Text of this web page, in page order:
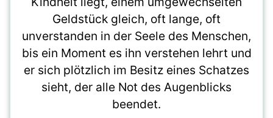
Geldstück gleich, oft lange, oft
unverstanden in der Seele des Menschen,
bis ein Moment es ihn verstehen lehrt und
er sich plötzlich im Besitz eines Schatzes
sieht, der alle Not des Augenblicks
beendet.